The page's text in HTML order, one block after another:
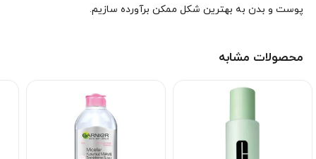
پوست و بدن به بهترین شکل ممکن برآورده سازیم.
محصولات مشابه